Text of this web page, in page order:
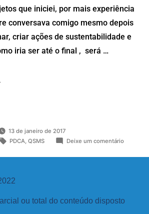
que iniciei, por mais experiência
conversava comigo mesmo depois
criar ações de sustentabilidade e
iria ser até o final , será …
13 de janeiro de 2017
PDCA ,QSMS Deixe um comentário
ou total do conteúdo disposto